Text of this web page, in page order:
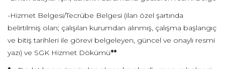
-Hizmet Belgesi/Tecrübe Belgesi (ilan özel şartında
belirtilmiş olan; çalışılan kurumdan alınmış, çalışma başlangıç
ve bitiş tarihleri ile görevi belgeleyen, güncel ve onaylı resmi
yazı) ve SGK Hizmet Dökümü**